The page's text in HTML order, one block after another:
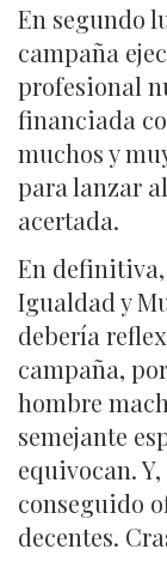
En segundo
campaña
profesional
financiada
muchos y
para lanzar
acertada.
En
Igualdad y
debería
campaña,
hombre
semejante
equivocan.
conseguido
decentes.